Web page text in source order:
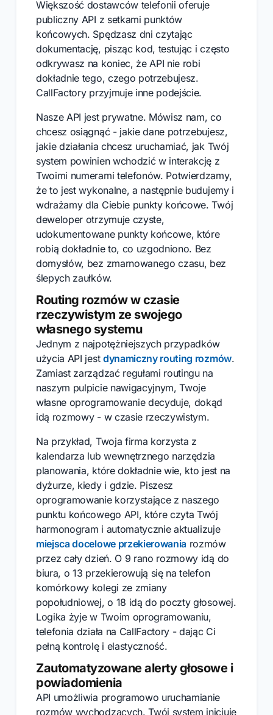
Większość dostawców telefonii oferuje
publiczny API z setkami punktów
końcowych. Spędzasz dni czytając
dokumentację, pisząc kod, testując i często
odkrywasz na koniec, że API nie robi
dokładnie tego, czego potrzebujesz.
CallFactory przyjmuje inne podejście.
Nasze API jest prywatne. Mówisz nam, co
chcesz osiągnąć - jakie dane potrzebujesz,
jakie działania chcesz uruchamiać, jak Twój
system powinien wchodzić w interakcję z
Twoimi numerami telefonów. Potwierdzamy,
że to jest wykonalne, a następnie budujemy i
wdrażamy dla Ciebie punkty końcowe. Twój
deweloper otrzymuje czyste,
udokumentowane punkty końcowe, które
robią dokładnie to, co uzgodniono. Bez
domysłów, bez zmarnowanego czasu, bez
ślepych zaułków.
Routing rozmów w czasie
rzeczywistym ze swojego
własnego systemu
Jednym z najpotężniejszych przypadków
użycia API jest dynamiczny routing rozmów.
Zamiast zarządzać regułami routingu na
naszym pulpicie nawigacyjnym, Twoje
własne oprogramowanie decyduje, dokąd
idą rozmowy - w czasie rzeczywistym.
Na przykład, Twoja firma korzysta z
kalendarza lub wewnętrznego narzędzia
planowania, które dokładnie wie, kto jest na
dyżurze, kiedy i gdzie. Piszesz
oprogramowanie korzystające z naszego
punktu końcowego API, które czyta Twój
harmonogram i automatycznie aktualizuje
miejsca docelowe przekierowania rozmów
przez cały dzień. O 9 rano rozmowy idą do
biura, o 13 przekierowują się na telefon
komórkowy kolegi ze zmiany
popołudniowej, o 18 idą do poczty głosowej.
Logika żyje w Twoim oprogramowaniu,
telefonia działa na CallFactory - dając Ci
pełną kontrolę i elastyczność.
Zautomatyzowane alerty głosowe i
powiadomienia
API umożliwia programowo uruchamianie
rozmów wychodzących. Twój system inicjuje